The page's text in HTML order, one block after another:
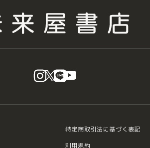
instagram
X LINE
特定商取引法に基づく表記
利用規約